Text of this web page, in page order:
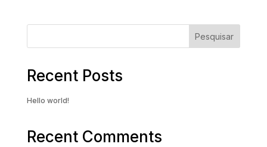
Pesquisar
Recent Posts
Hello world!
Recent Comments